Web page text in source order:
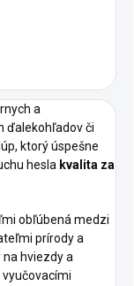
a
ďalekohľadov či
ktorý úspešne
hesla kvalita za
obľúbená medzi
prírody a
hviezdy a